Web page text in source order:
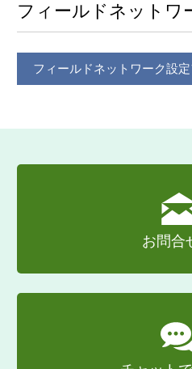
フィールドネットワ
フィールドネットワーク設
お問合